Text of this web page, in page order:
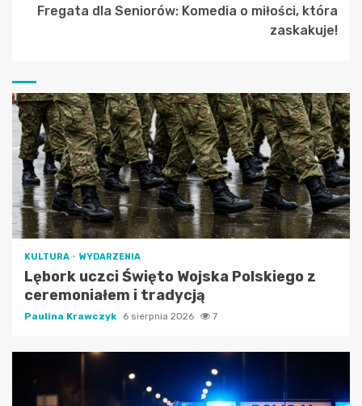
Fregata dla Seniorów: Komedia o miłości, która
zaskakuje!
KULTURA WYDARZENIA
Lębork uczci Święto Wojska Polskiego z
ceremoniałem i tradycją
Paulina Krawczyk 6 sierpnia 2026 7